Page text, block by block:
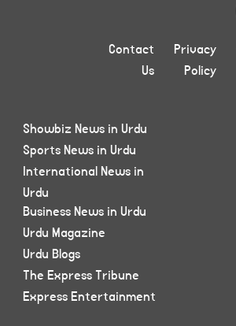
Privacy
Policy
Contact
Us
Showbiz News in Urdu
Sports News in Urdu
International News in
Urdu
Business News in Urdu
Urdu Magazine
Urdu Blogs
The Express Tribune
Express Entertainment